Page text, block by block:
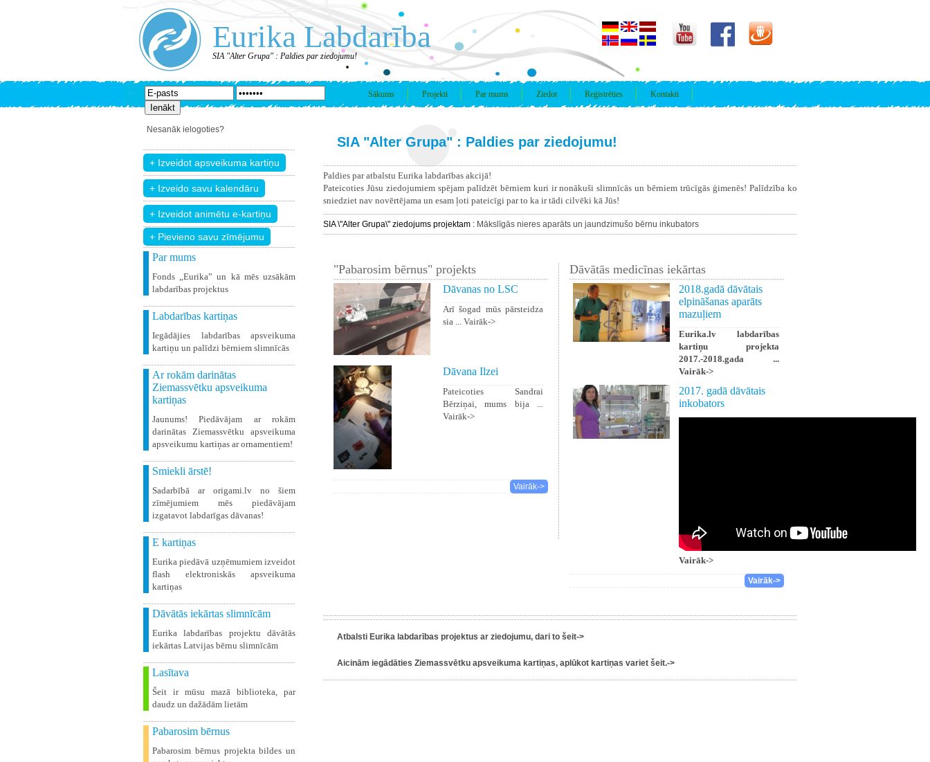
Eurika Labdarība
SIA "Alter Grupa" : Paldies par ziedojumu!
Sākums Projekti Par mums Ziedot Reģistrēties Kontakti
Nesanāk ielogoties?
+ Pievieno savu zīmējumu
Par mums
Fonds „Eurika” un kā mēs uzsākām
labdarības projektus
Labdarības kartiņas
Iegādājies labdarības apsveikuma
kartiņu un palīdzi bērniem slimnīcās
Ar rokām darinātas
Ziemassvētku apsveikuma
kartiņas
Jaunums! Piedāvājam ar rokām
darinātas Ziemassvētku apsveikuma
apsveikumu kartiņas ar ornamentiem!
Smiekli ārstē!
Sadarbībā ar origami.lv no šiem
zīmējumiem mēs piedāvājam
izgatavot labdarīgas dāvanas!
E kartiņas
Eurika piedāvā uzņēmumiem izveidot
flash elektroniskās apsveikuma
kartiņas
Dāvātās iekārtas slimnīcām
Eurika labdarības projektu dāvātās
iekārtas Latvijas bērnu slimnīcām
Lasītava
Šeit ir mūsu mazā biblioteka, par
daudz un dažādām lietām
Pabarosim bērnus
Pabarosim bērnus projekta bildes un
SIA "Alter Grupa" : Paldies par ziedojumu!
Paldies par atbalstu Eurika labdarības akcijā!
Pateicoties Jūsu ziedojumiem spējam palīdzēt bērniem kuri ir nonākuši slimnīcās un bērniem trūcīgās ģimenēs! Palīdzība ko
sniedziet nav novērtējama un esam ļoti pateicīgi par to ka ir tādi cilvēki kā Jūs!
SIA \"Alter Grupa\" ziedojums projektam : Mākslīgās nieres aparāts un jaundzimušo bērnu inkubators
"Pabarosim bērnus" projekts
Dāvanas no LSC
Arī šogad mūs pārsteidza
sia ... Vairāk->
Dāvana Ilzei
Pateicoties Sandrai
Bērziņai, mums bija ...
Vairāk->
Vairāk->
Dāvātās medicīnas iekārtas
2018.gadā dāvātais
elpināšanas aparāts
mazuļiem
Eurika.lv labdarības
kartiņu projekta
2017.-2018.gada ...
Vairāk->
2017. gadā dāvātais
inkobators
Vairāk->
Vairāk->
Atbalsti Eurika labdarības projektus ar ziedojumu, dari to šeit->
Aicinām iegādāties Ziemassvētku apsveikuma kartiņas, aplūkot kartiņas variet šeit.->